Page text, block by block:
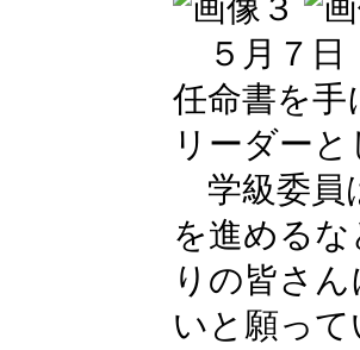
５月７日
任命書を手
リーダー
学級委員
を進める
りの皆さ
いと願っ